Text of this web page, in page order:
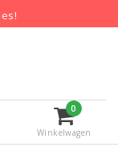
0
Winkelwagen